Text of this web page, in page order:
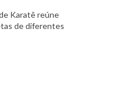
Karatê reúne
de diferentes